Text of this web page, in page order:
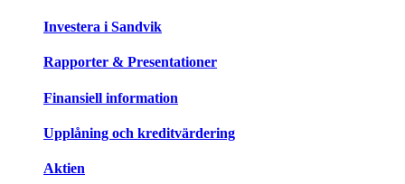
Investera i Sandvik
Rapporter & Presentationer
Finansiell information
Upplåning och kreditvärdering
Aktien